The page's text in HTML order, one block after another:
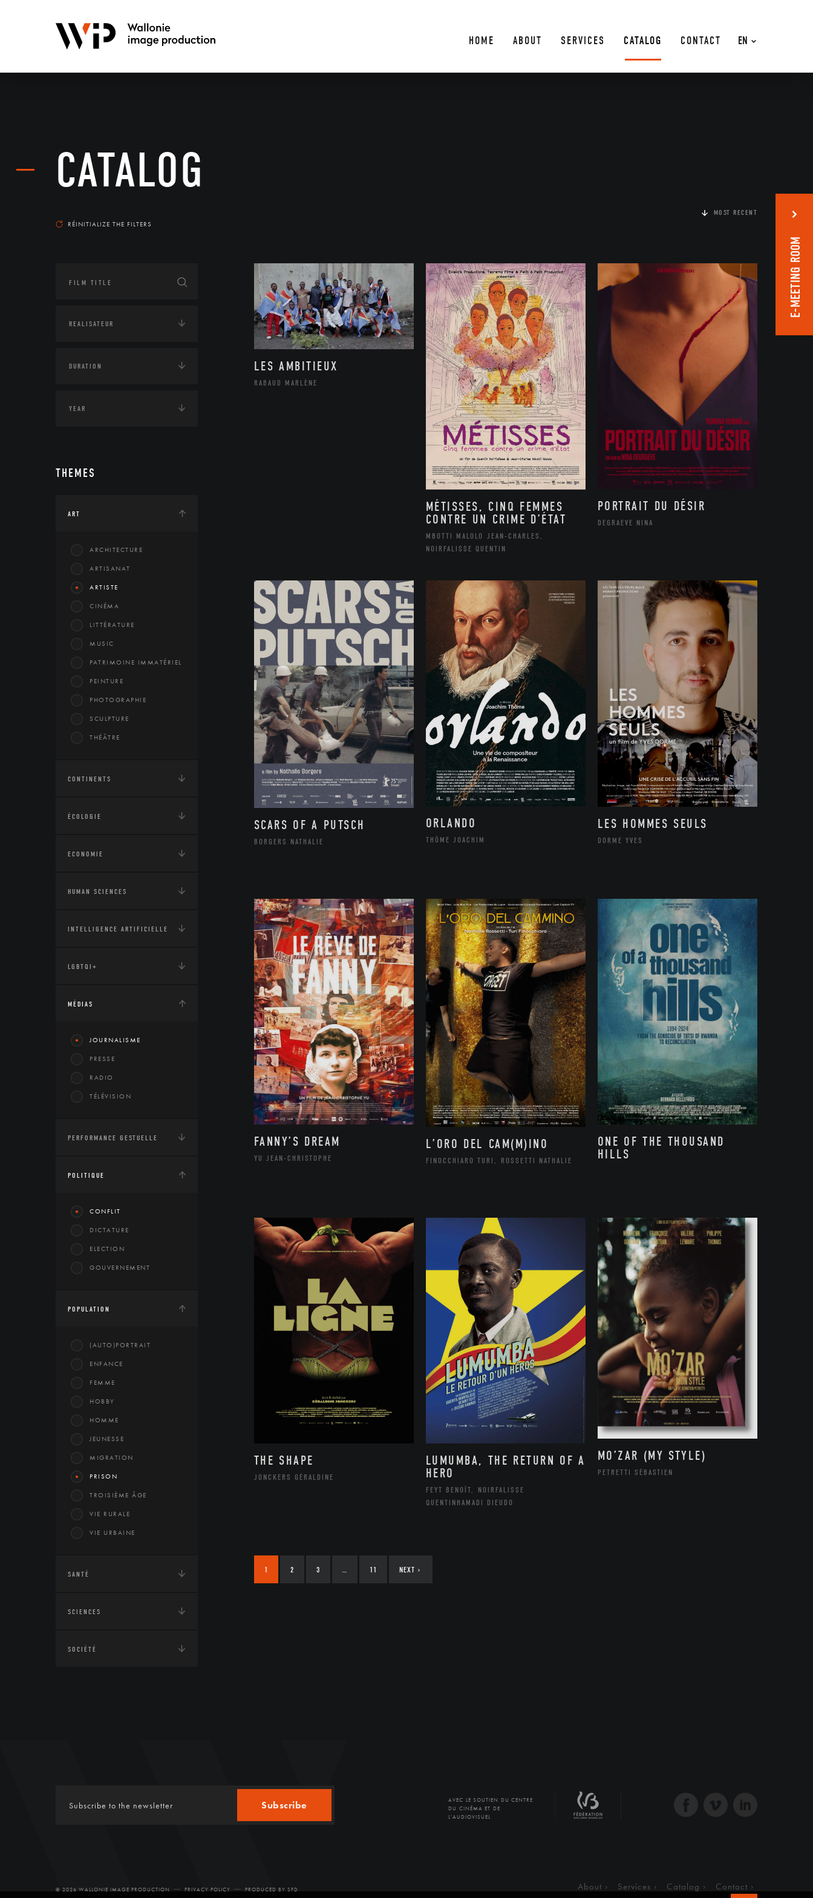
EN
HOME ABOUT SERVICES CATALOG CONTACT
CATALOG
RÉINITIALIZE THE FILTERS
THEMES
ART
ARCHITECTURE
ARTISANAT
ARTISTE
CINÉMA
LITTÉRATURE
MUSIC
PATRIMOINE IMMATÉRIEL
PEINTURE
PHOTOGRAPHIE
SCULPTURE
THÉÂTRE
CONTINENTS
ÉCOLOGIE
ECONOMIE
HUMAN SCIENCES
INTELLIGENCE ARTIFICIELLE
LGBTQI+
MÉDIAS
JOURNALISME
PRESSE
RADIO
TÉLÉVISION
PERFORMANCE GESTUELLE
POLITIQUE
CONFLIT
DICTATURE
ELECTION
GOUVERNEMENT
POPULATION
(AUTO)PORTRAIT
ENFANCE
FEMME
HOBBY
HOMME
JEUNESSE
MIGRATION
PRISON
TROISIÈME ÂGE
VIE RURALE
VIE URBAINE
SANTÉ
SCIENCES
SOCIÉTÉ
MOST RECENT
LES AMBITIEUX
RABAUD MARLÈNE
MÉTISSES, CINQ FEMMES
CONTRE UN CRIME D’ÉTAT
MBOTTI MALOLO JEAN-CHARLES,
NOIRFALISSE QUENTIN
PORTRAIT DU DÉSIR
DEGRAEVE NINA
SCARS OF A PUTSCH
BORGERS NATHALIE
ORLANDO
THÔME JOACHIM
LES HOMMES SEULS
DORME YVES
FANNY’S DREAM
YU JEAN-CHRISTOPHE
L’ORO DEL CAM(M)INO
FINOCCHIARO TURI, ROSSETTI NATHALIE
ONE OF THE THOUSAND
HILLS
THE SHAPE
JONCKERS GÉRALDINE
LUMUMBA, THE RETURN OF A
HERO
FEYT BENOÎT, NOIRFALISSE
QUENTINHAMADI DIEUDO
MO’ZAR (MY STYLE)
PETRETTI SÉBASTIEN
1 2 3 … 11 NEXT ›
Subscribe
AVEC LE SOUTIEN DU CENTRE
DU CINÉMA ET DE
L'AUDIOVISUEL
© 2026 WALLONIE IMAGE PRODUCTION PRIVACY POLICY PRODUCED BY SFD About Services Catalog Contact
E-MEETING ROOM